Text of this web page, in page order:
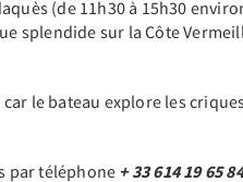
(de 11h30 à 15h30
splendide sur la Côte
le bateau explore les
par téléphone + 33 614 19 65